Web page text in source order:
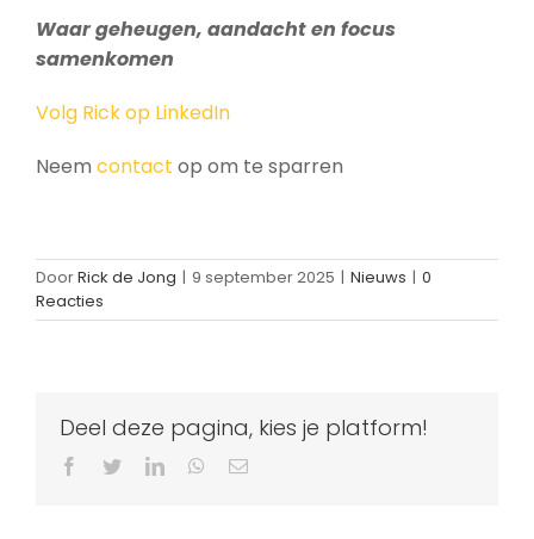
Waar geheugen, aandacht en focus
samenkomen
Volg Rick op LinkedIn
Neem contact op om te sparren
DoorRick de Jong | 9 september 2025 | Nieuws | 0
Reacties
Deel deze pagina, kies je platform!
Facebook
TwitterLinkedInWhatsApp
E-